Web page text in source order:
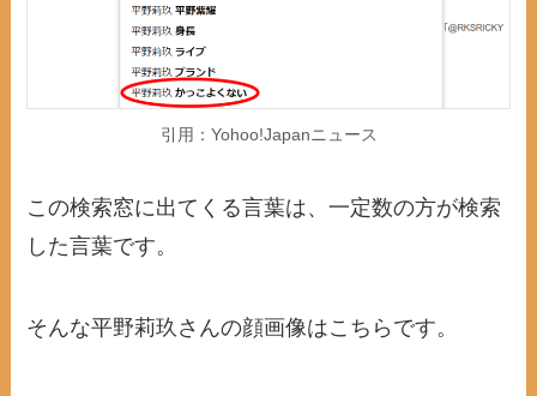
引用：Yohoo!Japanニュース
この検索窓に出てくる言葉は、一定数の方が検索
した言葉です。
そんな平野莉玖さんの顔画像はこちらです。